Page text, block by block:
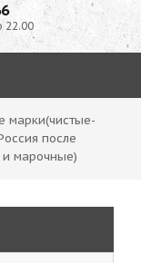
22.00
марки(чистые-
после
марочные)